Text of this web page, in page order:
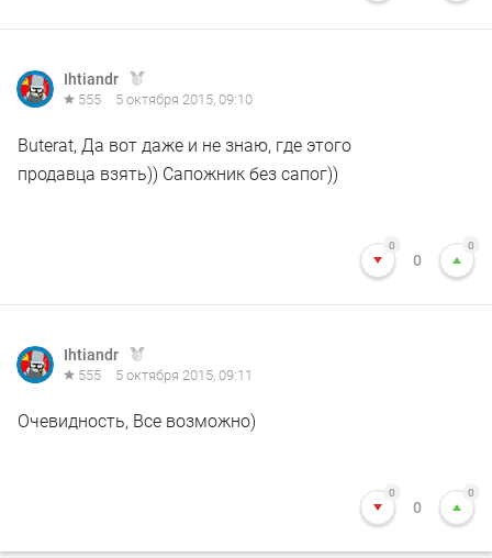
Ihtiandr
555 5 октября 2015, 09:10
Buterat, Да вот даже и не знаю, где этого
продавца взять)) Сапожник без сапог))
0
0
0
Ihtiandr
555 5 октября 2015, 09:11
Очевидность, Все возможно)
0
0
0